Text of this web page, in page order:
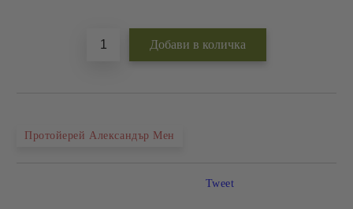
Протойерей Александър Мен
Tweet